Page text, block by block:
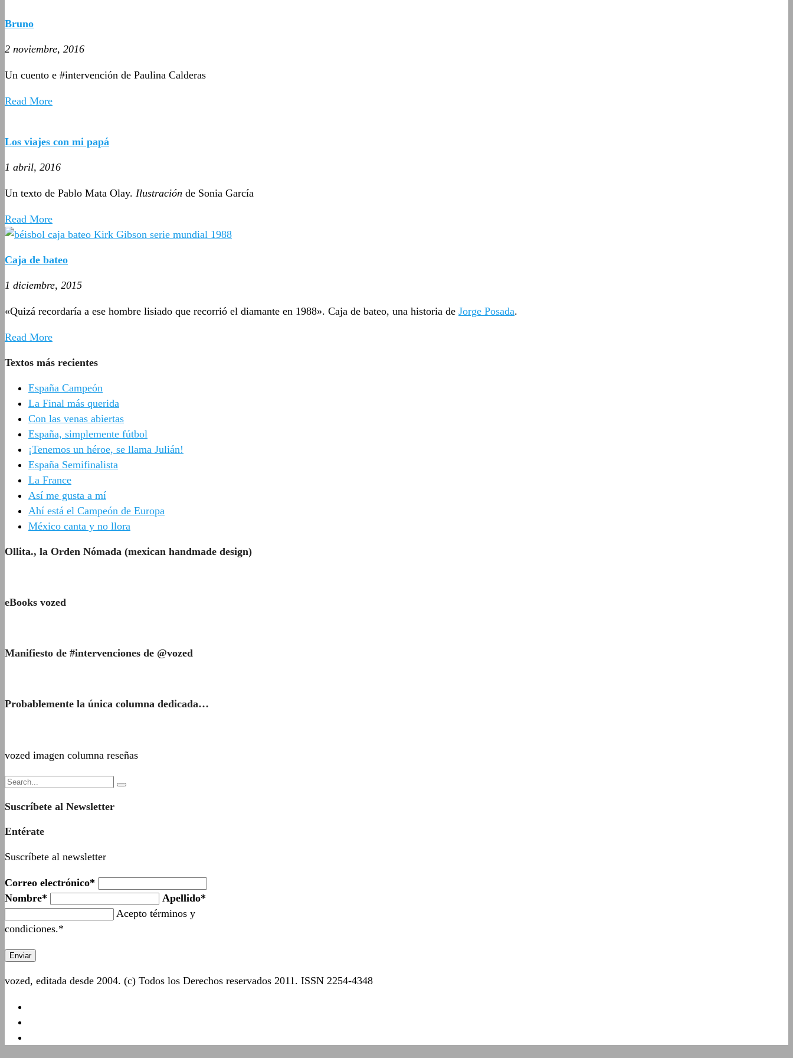
Bruno
2 noviembre, 2016
Un cuento e #intervención de Paulina Calderas
Read More
Los viajes con mi papá
1 abril, 2016
Un texto de Pablo Mata Olay. Ilustración de Sonia García
Read More
Caja de bateo
1 diciembre, 2015
«Quizá recordaría a ese hombre lisiado que recorrió el diamante en 1988». Caja de bateo, una historia de Jorge Posada.
Read More
Textos más recientes
España Campeón
La Final más querida
Con las venas abiertas
España, simplemente fútbol
¡Tenemos un héroe, se llama Julián!
España Semifinalista
La France
Así me gusta a mí
Ahí está el Campeón de Europa
México canta y no llora
Ollita., la Orden Nómada (mexican handmade design)
eBooks vozed
Manifiesto de #intervenciones de @vozed
Probablemente la única columna dedicada…
vozed imagen columna reseñas
Suscríbete al Newsletter
Entérate
Suscríbete al newsletter
Correo electrónico*
Nombre*
Apellido*
Acepto términos y
condiciones.*
vozed, editada desde 2004. (c) Todos los Derechos reservados 2011. ISSN 2254-4348